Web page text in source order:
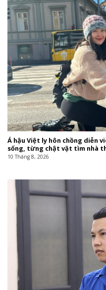
Á hậu Việt ly hôn chồng diễn
sống, từng chật vật tìm nhà
10 Tháng 8, 2026